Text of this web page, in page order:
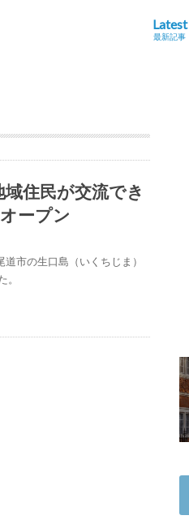
Latest
最新記事
住民が交流でき
オープン
市の生口島（いくちじま）